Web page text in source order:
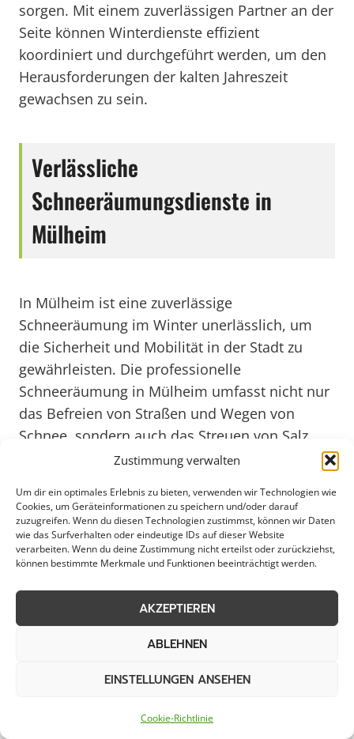
Zustimmung verwalten
Um dir ein optimales Erlebnis zu bieten, verwenden wir Technologien wie
Cookies, um Geräteinformationen zu speichern und/oder darauf
zuzugreifen. Wenn du diesen Technologien zustimmst, können wir Daten
wie das Surfverhalten oder eindeutige IDs auf dieser Website
verarbeiten. Wenn du deine Zustimmung nicht erteilst oder zurückziehst,
können bestimmte Merkmale und Funktionen beeinträchtigt werden.
AKZEPTIEREN
ABLEHNEN
EINSTELLUNGEN ANSEHEN
Cookie-Richtlinie
sorgen. Mit einem zuverlässigen Partner an der
Seite können Winterdienste effizient
koordiniert und durchgeführt werden, um den
Herausforderungen der kalten Jahreszeit
gewachsen zu sein.
Verlässliche
Schneeräumungsdienste in
Mülheim
In Mülheim ist eine zuverlässige
Schneeräumung im Winter unerlässlich, um
die Sicherheit und Mobilität in der Stadt zu
gewährleisten. Die professionelle
Schneeräumung in Mülheim umfasst nicht nur
das Befreien von Straßen und Wegen von
Schnee, sondern auch das Streuen von Salz
oder anderen Streumitteln, um Eisglätte
Kommunen und private Haushalte ist eine
effiziente Schneeräumung entscheidend, um
reibungslose Abläufe zu gewährleisten und
Unfälle zu vermeiden. Durch regelmäßige
Kontrollen und schnelles Eingreifen bei
Schneefällen wird in Mülheim eine sichere
Verkehrssituation geschaffen.
Im Jahr 2025 wird die Schneeräumung in
dank moderner Technologien und